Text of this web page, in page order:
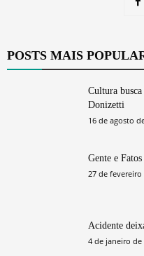
POSTS MAIS
Cultura busca
Donizetti
16 de agosto
Gente e Fatos
27 de fevereiro
Acidente
4 de janeiro de